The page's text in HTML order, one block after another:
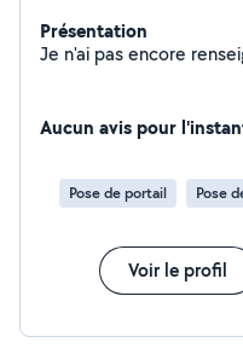
Présentation
Aucun avis pour
Pose de portail Pose
Voir le profil